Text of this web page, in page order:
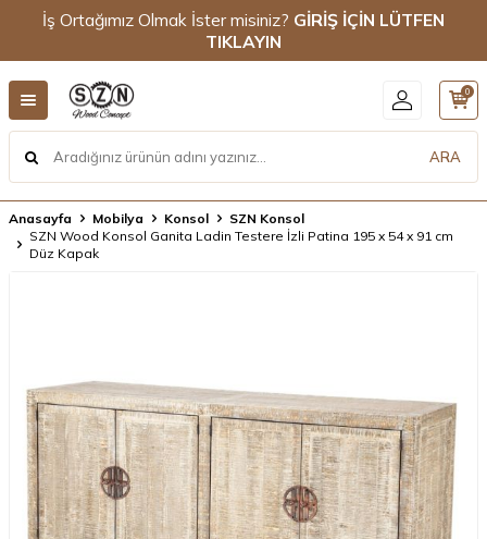
İş Ortağımız Olmak İster misiniz? GİRİŞ İÇİN LÜTFEN
TIKLAYIN
ARA
0
Anasayfa Mobilya Konsol
SZN Konsol
SZN Wood Konsol Ganita Ladin Testere İzli Patina 195 x 54 x 91 cm
Düz Kapak